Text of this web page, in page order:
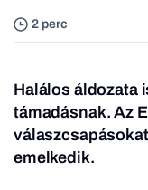
2 perc
Halálos áldozata
támadásnak. Az
emelkedik.